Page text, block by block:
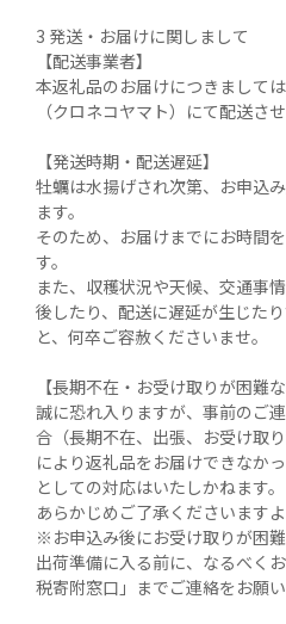
3 発送・お届けに関しまして
【配送事業者】
本返礼品のお届けにつきまして
（クロネコヤマト）にて配送さ
【発送時期・配送遅延】
牡蠣は水揚げされ次第、お申込
ます。
そのため、お届けまでにお時間
す。
また、収穫状況や天候、交通事
後したり、配送に遅延が生じた
と、何卒ご容赦くださいませ。
【長期不在・お受け取りが困難な
誠に恐れ入りますが、事前のご
合（長期不在、出張、お受け取
により返礼品をお届けできなか
としての対応はいたしかねます。
あらかじめご了承くださいます
※お申込み後にお受け取りが困
出荷準備に入る前に、なるべく
税寄附窓口」までご連絡をお願い